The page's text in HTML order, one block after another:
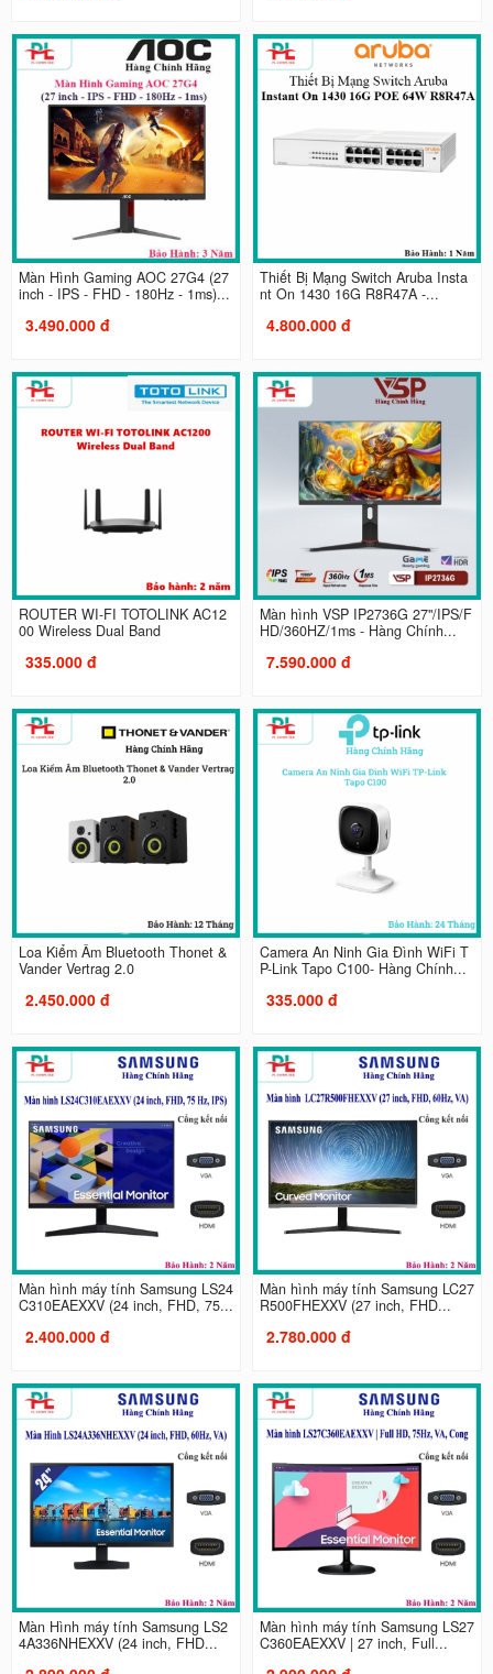
Màn Hình Gaming AOC 27G4 (27
inch - IPS - FHD - 180Hz - 1ms)...
3.490.000 đ
Thiết Bị Mạng Switch Aruba Insta
nt On 1430 16G R8R47A -...
4.800.000 đ
ROUTER WI-FI TOTOLINK AC12
00 Wireless Dual Band
335.000 đ
Màn hình VSP IP2736G 27"/IPS/F
HD/360HZ/1ms - Hàng Chính...
7.590.000 đ
Loa Kiểm Âm Bluetooth Thonet &
Vander Vertrag 2.0
2.450.000 đ
Camera An Ninh Gia Đình WiFi T
P-Link Tapo C100- Hàng Chính...
335.000 đ
Màn hình máy tính Samsung LS24
C310EAEXXV (24 inch, FHD, 75...
2.400.000 đ
Màn hình máy tính Samsung LC27
R500FHEXXV (27 inch, FHD...
2.780.000 đ
Màn Hình máy tính Samsung LS2
4A336NHEXXV (24 inch, FHD...
Màn hình máy tính Samsung LS27
C360EAEXXV | 27 inch, Full...